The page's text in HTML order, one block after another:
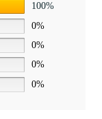
100%
0%
0%
0%
0%